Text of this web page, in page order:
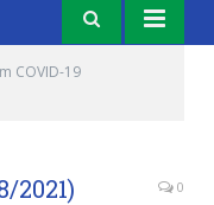
COVID-19
2021) 0